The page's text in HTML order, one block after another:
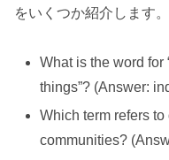
をいくつか紹介します。
What is the word for
things”? (Answer:
Which term refers
communities?